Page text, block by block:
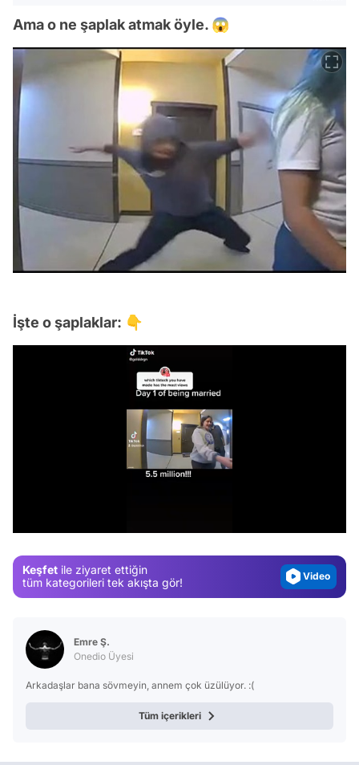
Ama o ne şaplak atmak öyle. 😱
İşte o şaplaklar: 👇
Keşfet ile ziyaret ettiğin
tüm kategorileri tek akışta gör!
Video
Emre Ş.
Onedio Üyesi
Arkadaşlar bana sövmeyin, annem çok üzülüyor. :(
Tüm içerikleri